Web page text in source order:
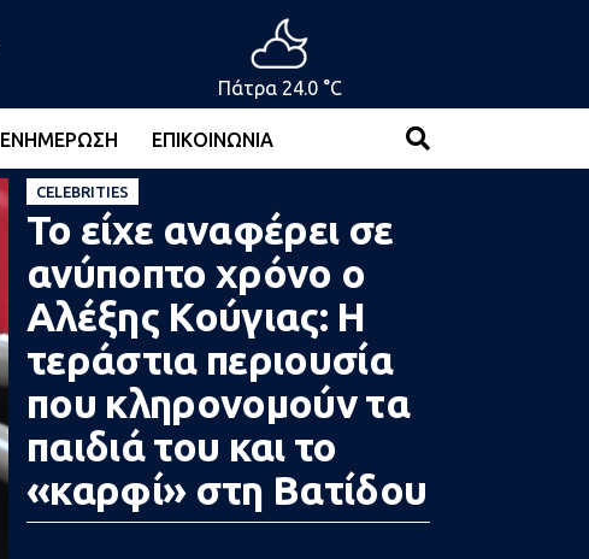
Πάτρα 24.0 °C
ΕΝΗΜΈΡΩΣΗ ΕΠΙΚΟΙΝΩΝΊΑ
CELEBRITIES
Το είχε αναφέρει σε
ανύποπτο χρόνο ο
Αλέξης Κούγιας: Η
τεράστια περιουσία
που κληρονομούν τα
παιδιά του και το
«καρφί» στη Βατίδου